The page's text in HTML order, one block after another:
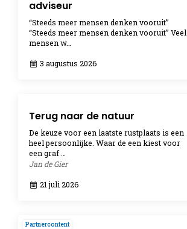
adviseur
“Steeds meer mensen denken vooruit”
“Steeds meer mensen denken vooruit” Veel
mensen w…
3 augustus 2026
Terug naar de natuur
De keuze voor een laatste rustplaats is een
heel persoonlijke. Waar de een kiest voor
een graf …
Jan de Gier
21 juli 2026
Partnercontent